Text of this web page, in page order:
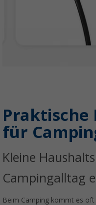
Praktische
für
Kleine
Campingalltag
Beim Camping kommt es oft